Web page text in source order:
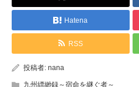
Hatena
RSS
投稿者: nana
九州縹緲録～宿命を継ぐ者～